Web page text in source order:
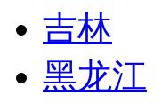
吉林
黑龙江